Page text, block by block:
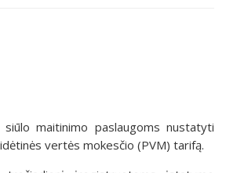
maitinimo paslaugoms nustatyti
vertės mokesčio (PVM) tarifą.